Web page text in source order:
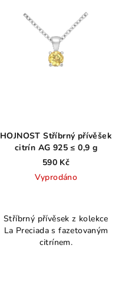
HOJNOST Stříbrný přívěšek
citrín AG 925 ≤ 0,9 g
590 Kč
Vyprodáno
produktu
je
4,0
Stříbrný přívěsek z kolekce
La Preciada s fazetovaným
citrínem.